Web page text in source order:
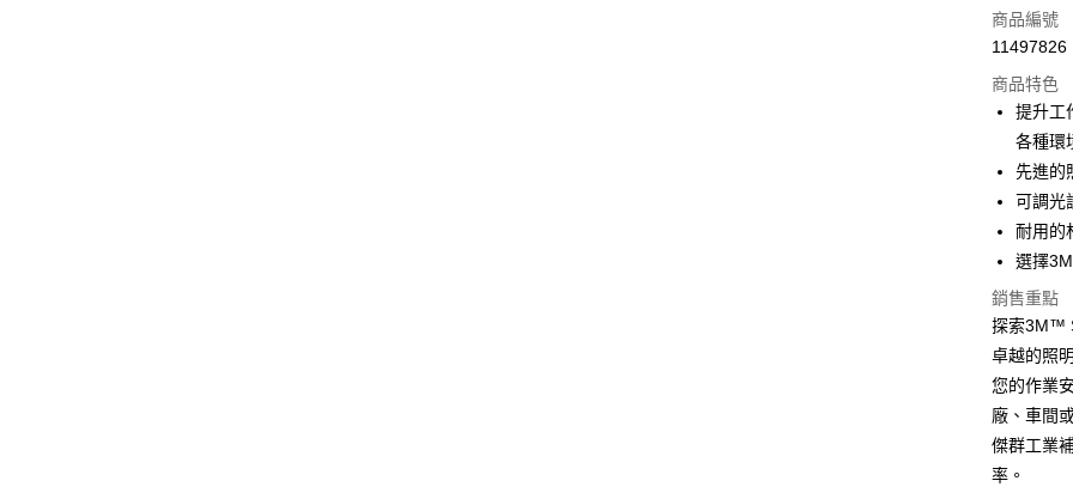
Apple Pay
街口支付
悠遊付
全盈+PAY
運送方式
全家取貨付
每筆
付款後全
每筆NT$60
7-11取貨
每筆NT$60
商品編號
11497826
商品特色
提升工
各種環
先進的
可調光
耐用的
選擇
銷售重點
探索3M™
卓越的照
您的作業
廠、車間
傑群工業
率。